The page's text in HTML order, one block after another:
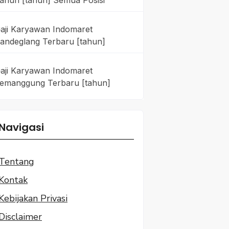
Karyawan Indomaret
Terbaru [tahun]
Karyawan Indomaret
Terbaru [tahun]
Privasi